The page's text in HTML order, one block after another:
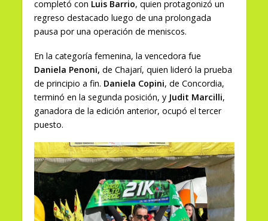
completó con Luis Barrio, quien protagonizó un
regreso destacado luego de una prolongada
pausa por una operación de meniscos.
En la categoría femenina, la vencedora fue
Daniela Penoni, de Chajarí, quien lideró la prueba
de principio a fin. Daniela Copini, de Concordia,
terminó en la segunda posición, y Judit Marcilli,
ganadora de la edición anterior, ocupó el tercer
puesto.